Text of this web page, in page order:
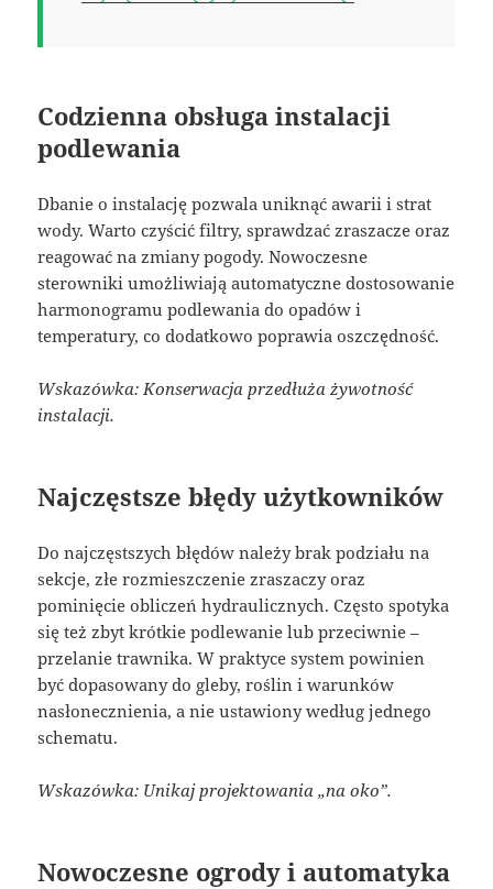
Codzienna obsługa instalacji
podlewania
Dbanie o instalację pozwala uniknąć awarii i strat
wody. Warto czyścić filtry, sprawdzać zraszacze oraz
reagować na zmiany pogody. Nowoczesne
sterowniki umożliwiają automatyczne dostosowanie
harmonogramu podlewania do opadów i
temperatury, co dodatkowo poprawia oszczędność.
Wskazówka: Konserwacja przedłuża żywotność
instalacji.
Najczęstsze błędy użytkowników
Do najczęstszych błędów należy brak podziału na
sekcje, złe rozmieszczenie zraszaczy oraz
pominięcie obliczeń hydraulicznych. Często spotyka
się też zbyt krótkie podlewanie lub przeciwnie –
przelanie trawnika. W praktyce system powinien
być dopasowany do gleby, roślin i warunków
nasłonecznienia, a nie ustawiony według jednego
schematu.
Wskazówka: Unikaj projektowania „na oko”.
Nowoczesne ogrody i automatyka